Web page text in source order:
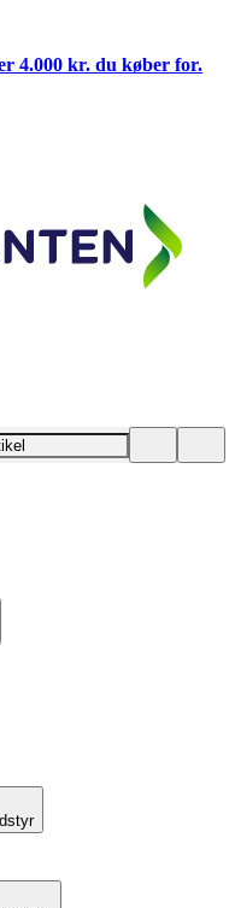
4.000 kr. du køber for.